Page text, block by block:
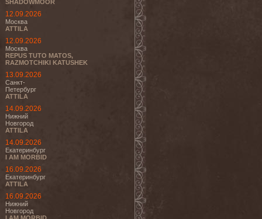
SHADOWMOOR
12.09.2026
Москва
ATTILA
12.09.2026
Москва
REPUS TUTO MATOS,
RAZMOTCHIKI KATUSHEK
13.09.2026
Санкт-
Петербург
ATTILA
14.09.2026
Нижний
Новгород
ATTILA
14.09.2026
Екатеринбург
I AM MORBID
16.09.2026
Екатеринбург
ATTILA
16.09.2026
Нижний
Новгород